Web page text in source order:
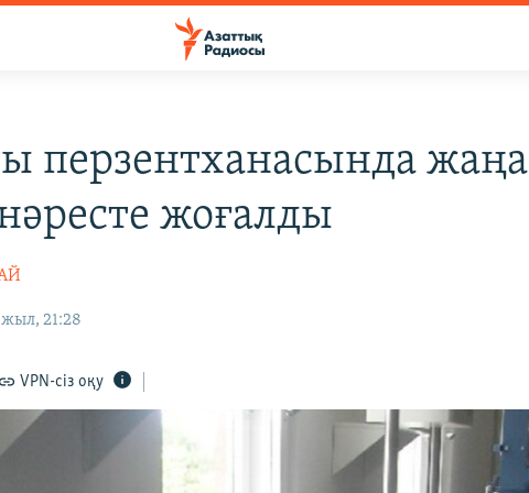
перзентханасында жаңа
жоғалды
21:28
VPN-сіз оқу